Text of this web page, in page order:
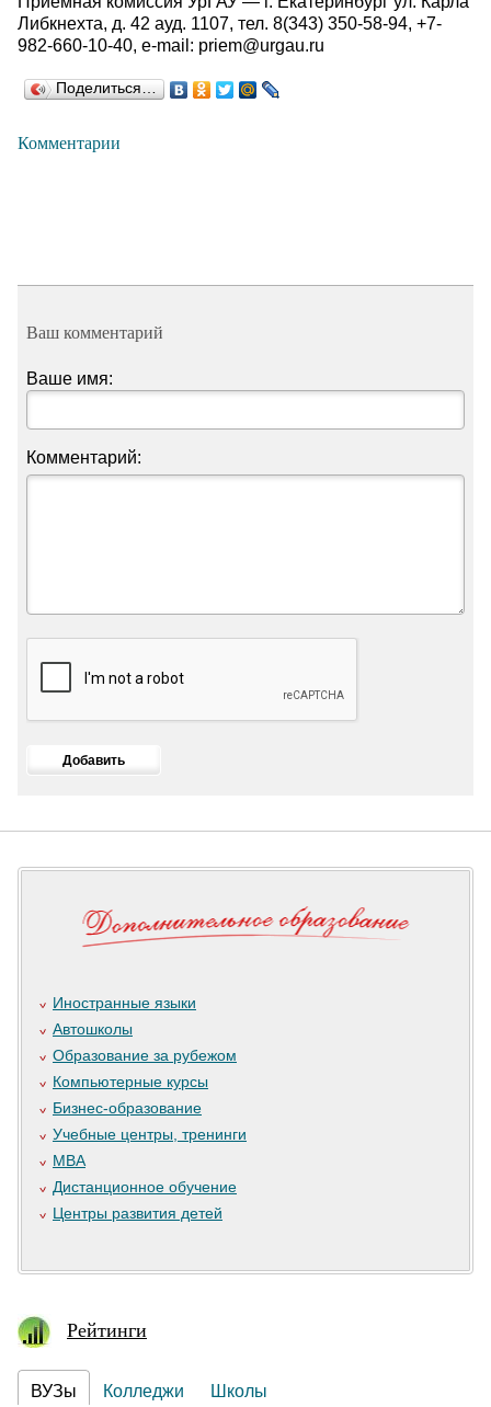
Либкнехта, д. 42 ауд. 1107, тел. 8(343) 350-58-94, +7-
982-660-10-40, е-mail: priem@urgau.ru
Поделиться…
Комментарии
Ваш комментарий
Ваше имя:
Комментарий:
Иностранные языки
Автошколы
Образование за рубежом
Компьютерные курсы
Бизнес-образование
Учебные центры, тренинги
MBA
Дистанционное обучение
Центры развития детей
Рейтинги
ВУЗы Колледжи
Школы